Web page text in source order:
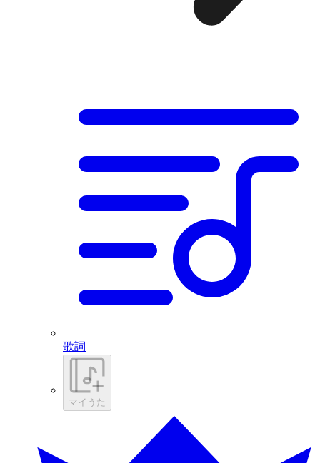
歌詞
マイうた